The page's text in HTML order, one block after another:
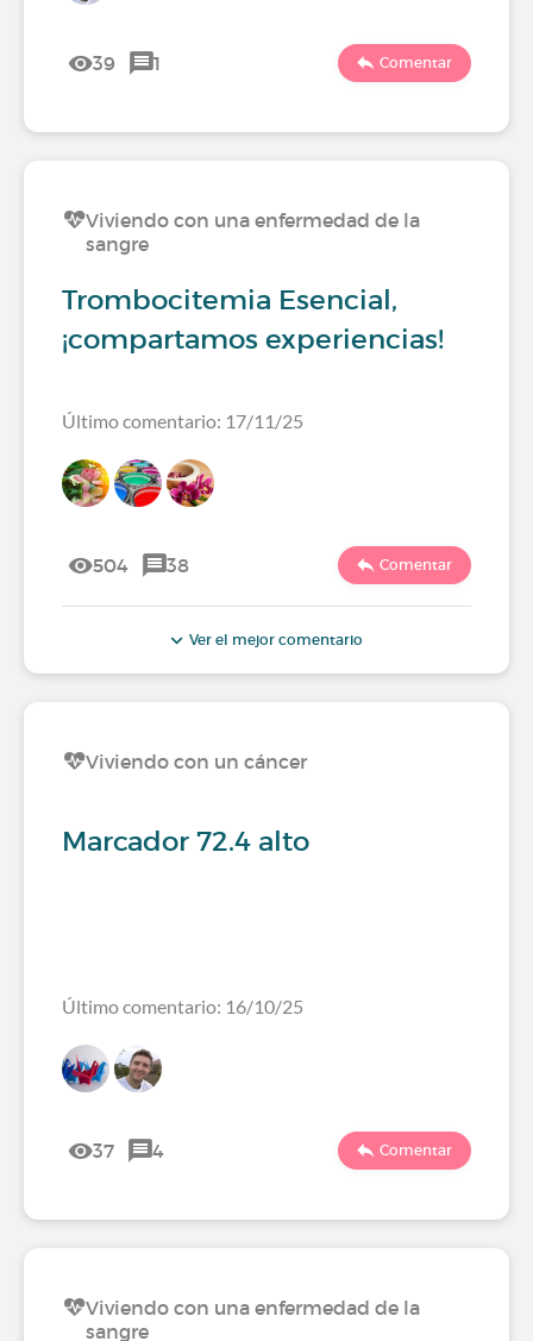
39 1 Comentar
Viviendo con una enfermedad de la
sangre
Trombocitemia Esencial,
¡compartamos experiencias!
Último comentario: 17/11/25
504 38 Comentar
Ver el mejor comentario
Viviendo con un cáncer
Marcador 72.4 alto
Último comentario: 16/10/25
37 4 Comentar
Viviendo con una enfermedad de la
sangre